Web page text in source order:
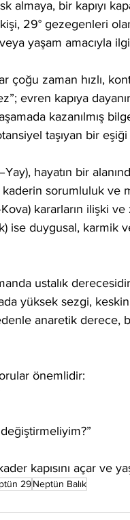
almaya, bir kapıyı
29° gezegenleri
yaşam amacıyla
zaman hızlı,
evren kapıya
kazanılmış
taşıyan bir
hayatın bir
kaderin sorumluluk ve
kararların ilişki ve
ise duygusal, karmik
ustalık
yüksek sezgi,
anaretik derece,
önemlidir:
kapısını açar ve
29Neptün Balık